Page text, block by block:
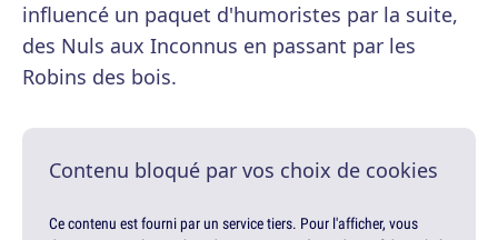
influencé un paquet d'humoristes par la suite,
des Nuls aux Inconnus en passant par les
Robins des bois.
Contenu bloqué par vos choix de cookies
Ce contenu est fourni par un service tiers. Pour l'afficher, vous